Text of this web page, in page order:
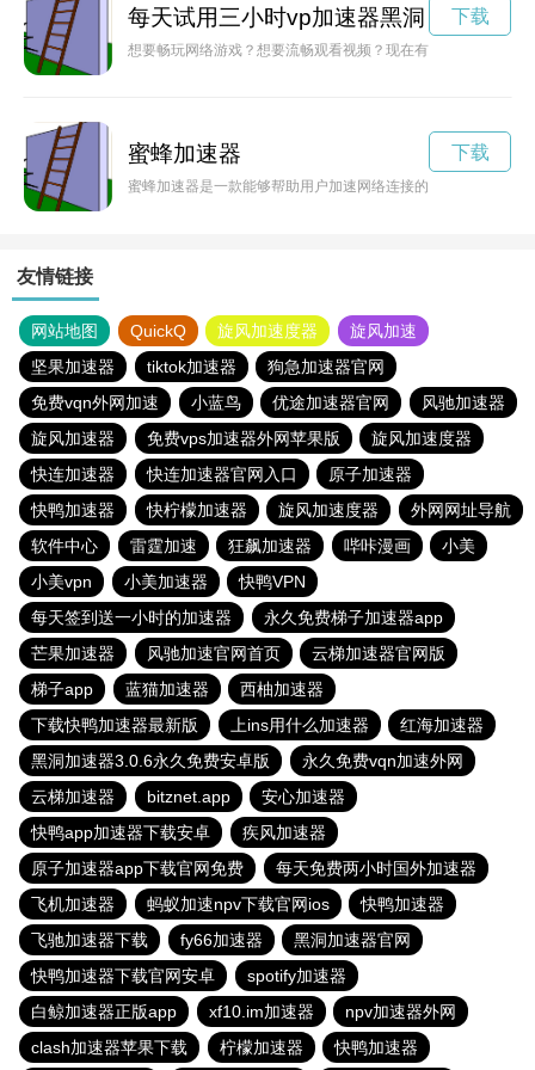
每天试用三小时vp加速器黑洞
想要畅玩网络游戏？想要流畅观看视频？现在有一款免费加速
下载
蜜蜂加速器
蜜蜂加速器是一款能够帮助用户加速网络连接的工具，但是VIP
下载
友情链接
网站地图 QuickQ 旋风加速度器
旋风加速
坚果加速器
tiktok加速器
狗急加速器官网
免费vqn外网加速
小蓝鸟 优途加速器官网
风驰加速器
旋风加速器
免费vps加速器外网苹果版
旋风加速度器
快连加速器
快连加速器官网入口
原子加速器
快鸭加速器
快柠檬加速器 旋风加速度器
外网网址导航
软件中心
雷霆加速 狂飙加速器 哔咔漫画
小美
小美vpn
小美加速器
快鸭VPN
每天签到送一小时的加速器
永久免费梯子加速器app
芒果加速器
风驰加速官网首页
云梯加速器官网版
梯子app
蓝猫加速器
西柚加速器
下载快鸭加速器最新版
上ins用什么加速器
红海加速器
黑洞加速器3.0.6永久免费安卓版
永久免费vqn加速外网
云梯加速器
bitznet.app
安心加速器
快鸭app加速器下载安卓
疾风加速器
原子加速器app下载官网免费
每天免费两小时国外加速器
飞机加速器
蚂蚁加速npv下载官网ios
快鸭加速器
飞驰加速器下载
fy66加速器
黑洞加速器官网
快鸭加速器下载官网安卓
spotify加速器
白鲸加速器正版app
xf10.im加速器
npv加速器外网
clash加速器苹果下载
柠檬加速器 快鸭加速器